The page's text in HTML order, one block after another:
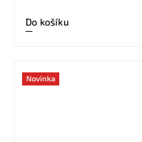
Do košíku
Novinka